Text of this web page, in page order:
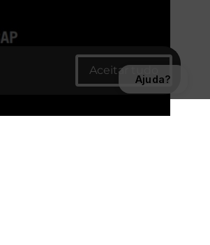
Ajuda?